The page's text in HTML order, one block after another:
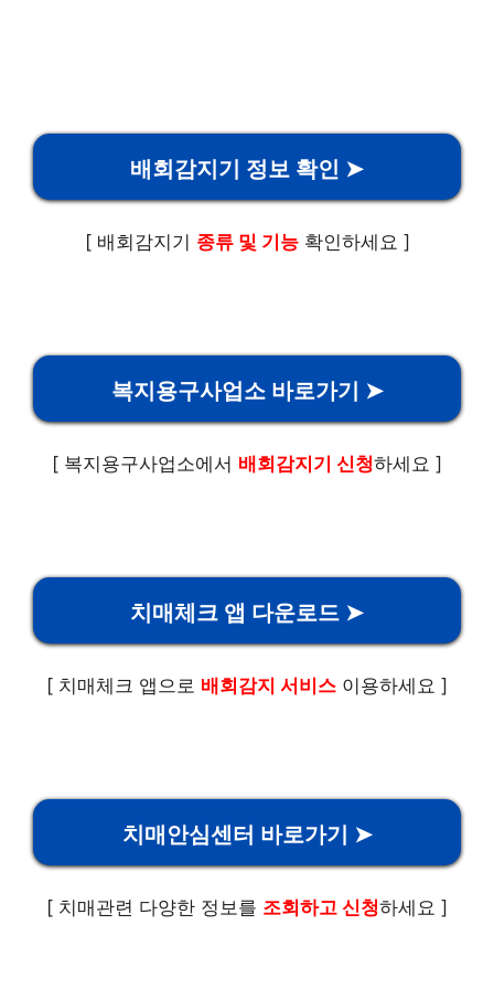
배회감지기 정보 확인 ➤
[ 배회감지기 종류 및 기능확인하세요 ]
복지용구사업소 바로가기 ➤
[ 복지용구사업소에서 배회감지기 신청하세요 ]
치매체크 앱 다운로드 ➤
[ 치매체크 앱으로 배회감지 서비스 이용하세요 ]
치매안심센터 바로가기 ➤
[ 치매관련 다양한 정보를 조회하고 신청하세요 ]